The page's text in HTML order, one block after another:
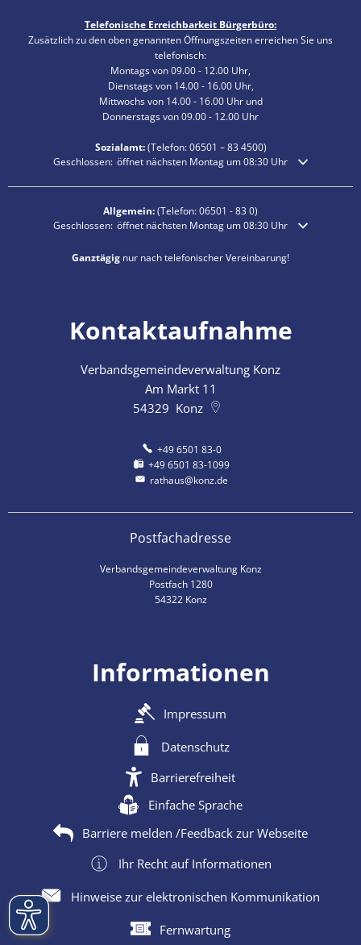
Telefonische Erreichbarkeit Bürgerbüro:
Zusätzlich zu den oben genannten Öffnungszeiten erreichen Sie uns
telefonisch:
Montags von 09.00 - 12.00 Uhr,
Dienstags von 14.00 - 16.00 Uhr,
Mittwochs von 14.00 - 16.00 Uhr und
Donnerstags von 09.00 - 12.00 Uhr
Sozialamt:(Telefon:06501 – 834500)
Klicken, um weitere Öffnungs- oder Schließzeiten auszublenden
Geschlossen: öffnet nächsten Montag um 08:30 Uhr
Allgemein:(Telefon:06501 - 83 0)
Klicken, um weitere Öffnungs- oder Schließzeiten auszublenden
Geschlossen: öffnet nächsten Montag um 08:30 Uhr
Ganztägig nur nach telefonischer Vereinbarung!
Kontaktaufnahme
Verbandsgemeindeverwaltung Konz
Am Markt 11
54329 Konz
+49 6501 83-0
+49 6501 83-1099
rathaus@konz.de
Postfachadresse
Verbandsgemeindeverwaltung Konz
Postfach 1280
54322 Konz
Informationen
Impressum
Datenschutz
Barrierefreiheit
Einfache Sprache
Barriere melden /Feedback zur Webseite
Ihr Recht auf Informationen
Hinweise zur elektronischen Kommunikation
Fernwartung